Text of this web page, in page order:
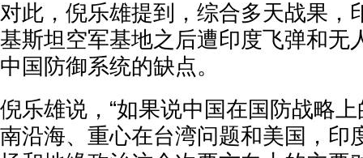
对此，倪乐雄提到，综合多天战果，
基斯坦空军基地之后遭印度飞弹和无
中国防御系统的缺点。
倪乐雄说，“如果说中国在国防战略
南沿海、重心在台湾问题和美国，印